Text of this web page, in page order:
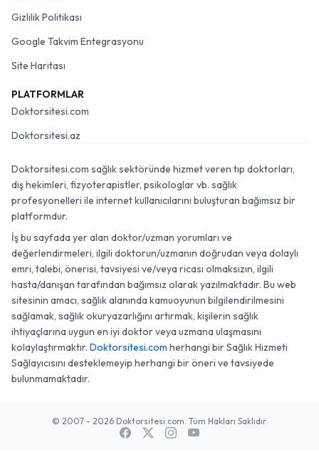
Gizlilik Politikası
Google Takvim Entegrasyonu
Site Haritası
PLATFORMLAR
Doktorsitesi.com
Doktorsitesi.az
Doktorsitesi.com sağlık sektöründe hizmet veren tıp doktorları,
diş hekimleri, fizyoterapistler, psikologlar vb. sağlık
profesyonelleri ile internet kullanıcılarını buluşturan bağımsız bir
platformdur.
İş bu sayfada yer alan doktor/uzman yorumları ve
değerlendirmeleri, ilgili doktorun/uzmanın doğrudan veya dolaylı
emri, talebi, önerisi, tavsiyesi ve/veya ricası olmaksızın, ilgili
hasta/danışan tarafından bağımsız olarak yazılmaktadır. Bu web
sitesinin amacı, sağlık alanında kamuoyunun bilgilendirilmesini
sağlamak, sağlık okuryazarlığını artırmak, kişilerin sağlık
ihtiyaçlarına uygun en iyi doktor veya uzmana ulaşmasını
kolaylaştırmaktır. Doktorsitesi.com herhangi bir Sağlık Hizmeti
Sağlayıcısını desteklemeyip herhangi bir öneri ve tavsiyede
bulunmamaktadır.
© 2007 - 2026 Doktorsitesi.com. Tüm Hakları Saklıdır.